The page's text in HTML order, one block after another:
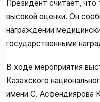
Президент считает,
высокой оценки. Он
награждении
государственными
В ходе мероприятия
Казахского
имени С. Асфендиярова